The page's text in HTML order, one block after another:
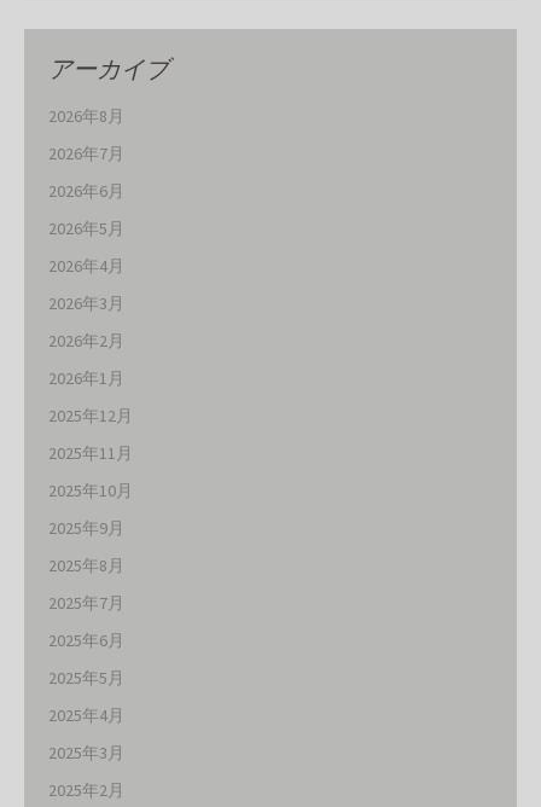
アーカイブ
2026年8月
2026年7月
2026年6月
2026年5月
2026年4月
2026年3月
2026年2月
2026年1月
2025年12月
2025年11月
2025年10月
2025年9月
2025年8月
2025年7月
2025年6月
2025年5月
2025年4月
2025年3月
2025年2月